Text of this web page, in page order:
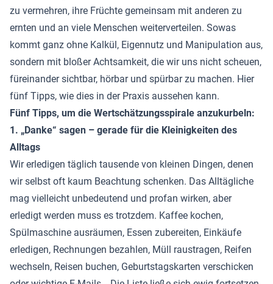
zu vermehren, ihre Früchte gemeinsam mit anderen zu
ernten und an viele Menschen weiterverteilen. Sowas
kommt ganz ohne Kalkül, Eigennutz und Manipulation aus,
sondern mit bloßer Achtsamkeit, die wir uns nicht scheuen,
füreinander sichtbar, hörbar und spürbar zu machen. Hier
fünf Tipps, wie dies in der Praxis aussehen kann.
Fünf Tipps, um die Wertschätzungsspirale anzukurbeln:
1. „Danke“ sagen – gerade für die Kleinigkeiten des
Alltags
Wir erledigen täglich tausende von kleinen Dingen, denen
wir selbst oft kaum Beachtung schenken. Das Alltägliche
mag vielleicht unbedeutend und profan wirken, aber
erledigt werden muss es trotzdem. Kaffee kochen,
Spülmaschine ausräumen, Essen zubereiten, Einkäufe
erledigen, Rechnungen bezahlen, Müll raustragen, Reifen
wechseln, Reisen buchen, Geburtstagskarten verschicken